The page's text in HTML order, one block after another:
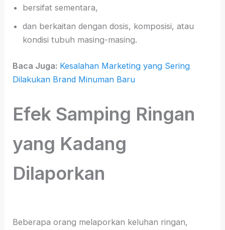
bersifat sementara,
dan berkaitan dengan dosis, komposisi, atau
kondisi tubuh masing-masing.
Baca Juga: Kesalahan Marketing yang Sering
Dilakukan Brand Minuman Baru
Efek Samping Ringan
yang Kadang
Dilaporkan
Beberapa orang melaporkan keluhan ringan,